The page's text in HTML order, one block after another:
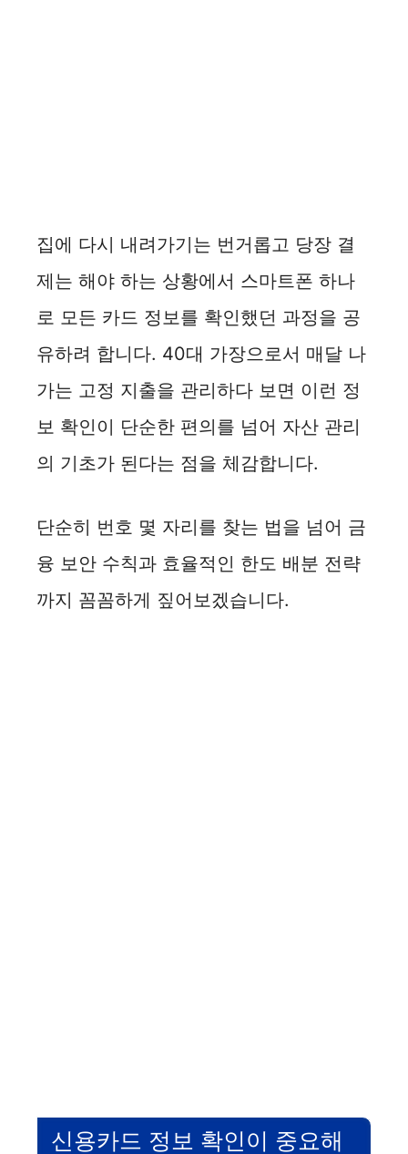
집에 다시 내려가기는 번거롭고 당장 결
제는 해야 하는 상황에서 스마트폰 하나
로 모든 카드 정보를 확인했던 과정을 공
유하려 합니다. 40대 가장으로서 매달 나
가는 고정 지출을 관리하다 보면 이런 정
보 확인이 단순한 편의를 넘어 자산 관리
의 기초가 된다는 점을 체감합니다.
단순히 번호 몇 자리를 찾는 법을 넘어 금
융 보안 수칙과 효율적인 한도 배분 전략
까지 꼼꼼하게 짚어보겠습니다.
신용카드 정보 확인이 중요해